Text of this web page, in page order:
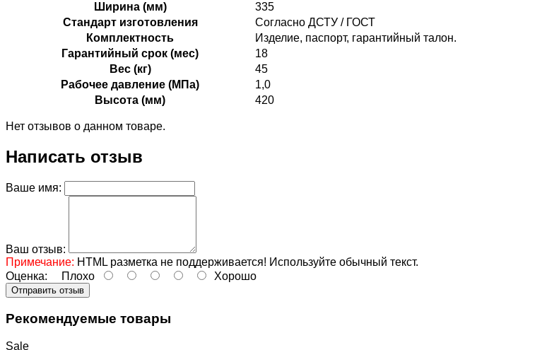
Ширина (мм)
335
Стандарт изготовления
Согласно ДСТУ / ГОСТ
Комплектность
Изделие, паспорт, гарантийный талон.
Гарантийный срок (мес)
18
Вес (кг)
45
Рабочее давление (МПа)
1,0
Высота (мм)
420
Нет отзывов о данном товаре.
Написать отзыв
Ваше имя:
Ваш отзыв:
Примечание: HTML разметка не поддерживается! Используйте обычный текст.
Оценка: Плохо Хорошо
Отправить отзыв
Рекомендуемые товары
Sale